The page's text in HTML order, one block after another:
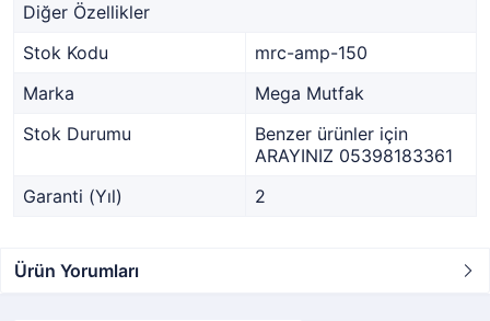
Diğer Özellikler
Stok Kodu
mrc-amp-150
Marka
Mega Mutfak
Stok Durumu
Benzer ürünler için
ARAYINIZ 05398183361
Garanti (Yıl)
2
Ürün Yorumları